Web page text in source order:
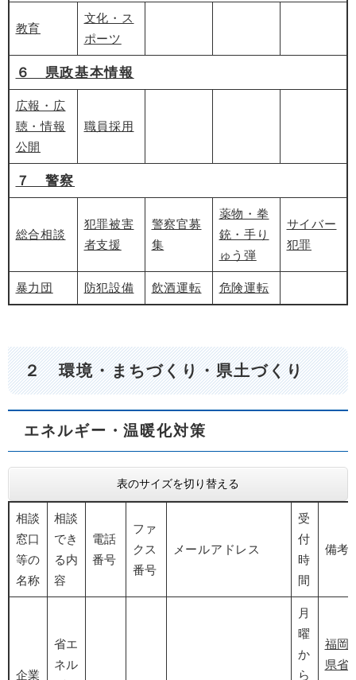
教育
文化・ス
ポーツ
６ 県政基本情報
広報・広
聴・情報
公開
職員採用
７ 警察
総合相談
犯罪被害
者支援
警察官募
集
薬物・拳
銃・手り
ゅう弾
サイバー
犯罪
暴力団 防犯設備 飲酒運転 危険運転
２ 環境・まちづくり・県土づくり
エネルギー・温暖化対策
表のサイズを切り替える
相談
窓口
等の
名称
相談
でき
る内
容
電話
番号
ファ
クス
番号
メールアドレス
受
付
時
間
備考
企業
省エ
ネル
月
曜
か
ら
福岡
県省